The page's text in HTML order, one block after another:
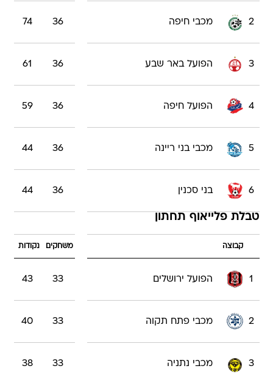
2 מכבי חיפה 36
74
3 הפועל באר שבע 36
61
4 הפועל חיפה 36
59
5 מכבי בני ריינה 36
44
6 בני סכנין 36
44
טבלת פלייאוף תחתון
קבוצה משחקים נקודות
1 הפועל ירושלים 33
43
2 מכבי פתח תקוה 33
40
3 מכבי נתניה 33
38